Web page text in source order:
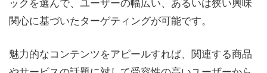
関心に基づいたターゲティングが可能です。
魅力的なコンテンツをアピールすれば、関連する商品